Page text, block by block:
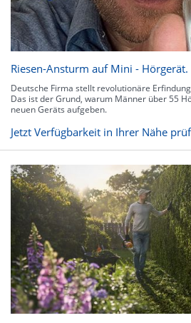
Riesen-Ansturm auf Mini - Hörgerät.
Deutsche Firma stellt revolutionäre
Das ist der Grund, warum Männer über 55
neuen Geräts aufgeben.
Jetzt Verfügbarkeit in Ihrer Nähe